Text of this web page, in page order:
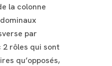
la colonne
par
2 rôles qui sont
qu’opposés,